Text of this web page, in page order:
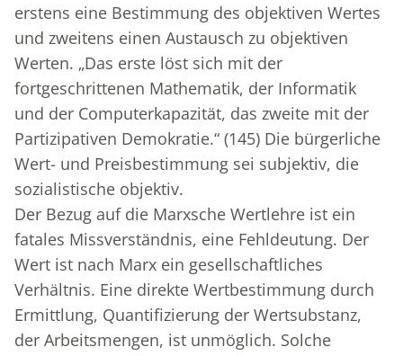
erstens eine Bestimmung des objektiven Wertes
und zweitens einen Austausch zu objektiven
Werten. „Das erste löst sich mit der
fortgeschrittenen Mathematik, der Informatik
und der Computerkapazität, das zweite mit der
Partizipativen Demokratie.“ (145) Die bürgerliche
Wert- und Preisbestimmung sei subjektiv, die
sozialistische objektiv.
Der Bezug auf die Marxsche Wertlehre ist ein
fatales Missverständnis, eine Fehldeutung. Der
Wert ist nach Marx ein gesellschaftliches
Verhältnis. Eine direkte Wertbestimmung durch
Ermittlung, Quantifizierung der Wertsubstanz,
der Arbeitsmengen, ist unmöglich. Solche